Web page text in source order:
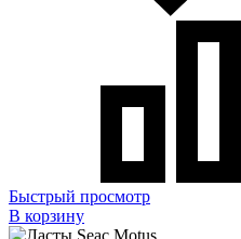
Быстрый просмотр
В корзину